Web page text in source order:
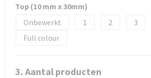
Top (10 mm x 30mm)
Onbewerkt
1 2 3
Full colour
3. Aantal producten